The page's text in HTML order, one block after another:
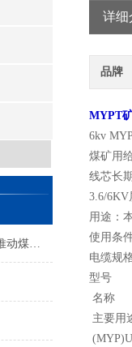
实施煤矿安全“1+4”工作法 推动煤矿安全发展
详细
品牌
MYPT
6kv
煤矿用
线芯长
3.6/6KV
用途：
使用条
电缆规
型号
名称
主要用